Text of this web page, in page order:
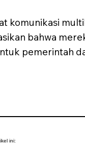
komunikasi
bahwa
pemerintah
ini: